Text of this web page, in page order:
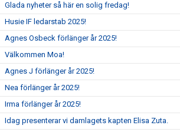
Glada nyheter så här en solig fredag!
Husie IF ledarstab 2025!
Agnes Osbeck förlänger år 2025!
Välkommen Moa!
Agnes J förlänger år 2025!
Nea förlänger år 2025!
Irma förlänger år 2025!
Idag presenterar vi damlagets kapten Elisa Zuta.